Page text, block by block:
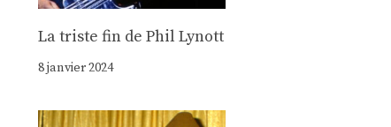
La triste fin de Phil Lynott
8 janvier 2024